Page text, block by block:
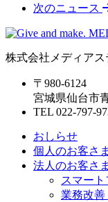
次のニュース
株式会社メディアス
〒980-6124
宮城県仙台市
TEL 022-797-
おしらせ
個人のお客さま
法人のお客さま
スマー
業務改善